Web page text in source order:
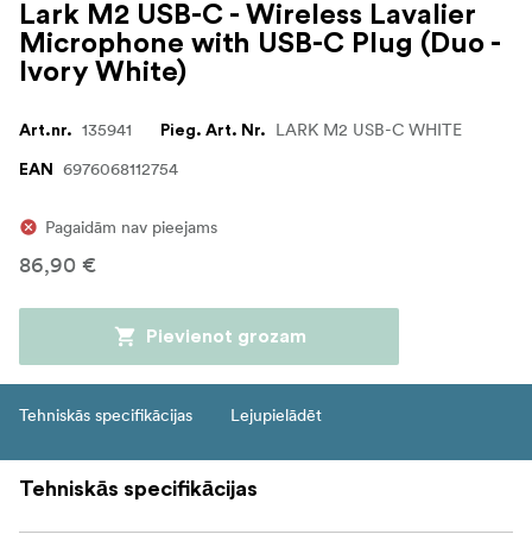
Lark M2 USB-C - Wireless Lavalier
Microphone with USB-C Plug (Duo -
Ivory White)
Art.nr. 135941 Pieg. Art. Nr. LARK M2 USB-C WHITE
EAN 6976068112754
Pagaidām nav pieejams
86,90 €
Pievienot grozam
Tehniskās specifikācijas Lejupielādēt
Tehniskās specifikācijas